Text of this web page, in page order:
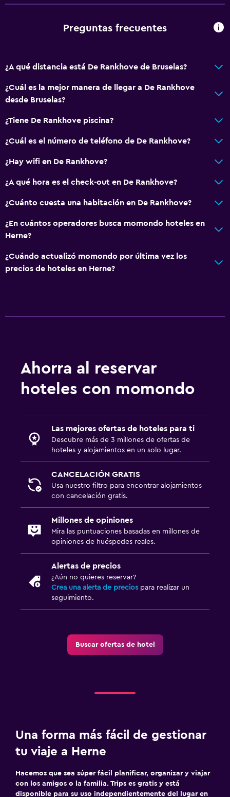
Nevera
Cafetera
Mesa de comedor
Vista al jardín
Piso de parquet o madera noble
Insonorización
Masajes
Entrada privada
Terraza/patio
Área de picnic
Servicios y facilidades
Acceso con llave
Masaje de pies
Botella de agua
Estacionamiento y transporte
Estacionamiento gratuito
Estacionamiento privado
TV de pantalla plana
TV por cable o vía satélite
Enchufe cerca de la cama
Actividades
Golf
Ciclismo
Preguntas frecuentes
¿A qué distancia está De Rankhove de Bruselas?
¿Cuál es la mejor manera de llegar a De Rankhove
desde Bruselas?
¿Tiene De Rankhove piscina?
¿Cuál es el número de teléfono de De Rankhove?
¿Hay wifi en De Rankhove?
¿A qué hora es el check-out en De Rankhove?
¿Cuánto cuesta una habitación en De Rankhove?
¿En cuántos operadores busca momondo hoteles en
Herne?
¿Cuándo actualizó momondo por última vez los
precios de hoteles en Herne?
Ahorra al reservar
hoteles con momondo
Las mejores ofertas de hoteles para ti
Descubre más de 3 millones de ofertas de
hoteles y alojamientos en un solo lugar.
CANCELACIÓN GRATIS
Usa nuestro filtro para encontrar alojamientos
con cancelación gratis.
Millones de opiniones
Mira las puntuaciones basadas en millones de
opiniones de huéspedes reales.
Alertas de precios
¿Aún no quieres reservar?
Crea una alerta de precios para realizar un
seguimiento.
Buscar ofertas de hotel
Una forma más fácil de gestionar
tu viaje a Herne
Hacemos que sea súper fácil planificar, organizar y viajar
con los amigos o la familia. Trips es gratis y está
disponible para su uso independientemente del lugar en